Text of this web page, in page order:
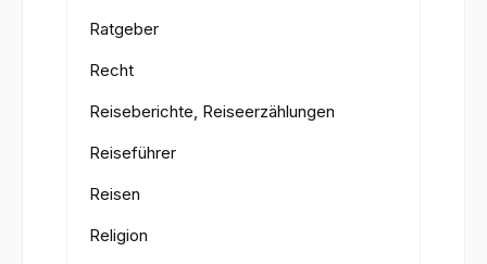
Ratgeber
Recht
Reiseberichte, Reiseerzählungen
Reiseführer
Reisen
Religion